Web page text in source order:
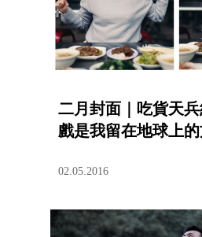
二月封面｜吃貨天
戲是我留在地球上的
02.05.2016